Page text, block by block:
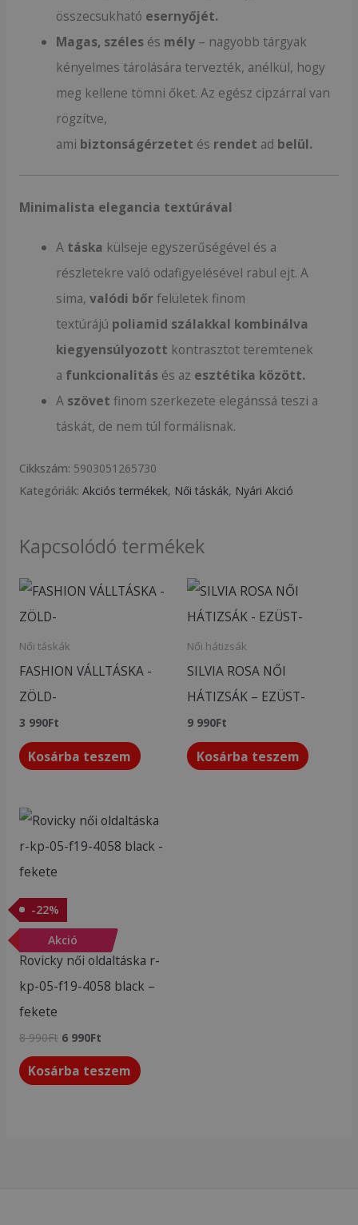
összecsukható esernyőjét.
Magas, széles és mély – nagyobb tárgyak
kényelmes tárolására tervezték, anélkül, hogy
meg kellene tömni őket. Az egész cipzárral van
rögzítve,
ami biztonságérzetet és rendet ad belül.
Minimalista elegancia textúrával
A táska külseje egyszerűségével és a
részletekre való odafigyelésével rabul ejt. A
sima,valódi bőrfelületek finom
textúrájú poliamid szálakkal kombinálva
kiegyensúlyozott kontrasztot teremtenek
a funkcionalitás és az esztétika között.
A szövet finom szerkezete elegánssá teszi a
táskát, de nem túl formálisnak.
Cikkszám: 5903051265730
Kategóriák: Akciós termékek, Női táskák, Nyári Akció
Kapcsolódó termékek
Női táskák
FASHION VÁLLTÁSKA -
ZÖLD-
3 990Ft
Kosárba teszem
Női hátizsák
SILVIA ROSA NŐI
HÁTIZSÁK – EZÜST-
9 990Ft
Kosárba teszem
-22%
-22%
Akció
Akciós termékek
Rovicky női oldaltáska r-
kp-05-f19-4058 black –
fekete
8 990Ft
Original
price
was:
6 990Ft
Current
price
is:
Kosárba teszem